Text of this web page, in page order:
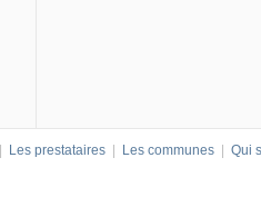
Les prestataires Les communes Qui